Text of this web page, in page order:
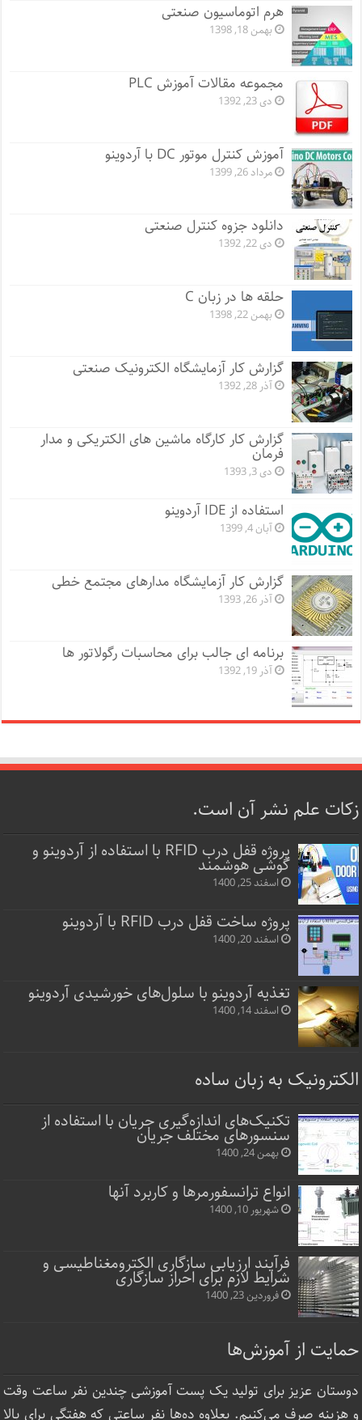
هرم اتوماسیون صنعتی
بهمن 18, 1398
مجموعه مقالات آموزش PLC
دی 23, 1392
آموزش کنترل موتور DC با آردوینو
مرداد 26, 1399
دانلود جزوه کنترل صنعتی
دی 22, 1392
حلقه ها در زبان C
بهمن 22, 1398
گزارش کار آزمایشگاه الکترونیک صنعتی
آذر 28, 1392
گزارش کار کارگاه ماشین های الکتریکی و مدار
فرمان
دی 3, 1393
استفاده از IDE آردوینو
آبان 4, 1399
گزارش کار آزمایشگاه مدارهای مجتمع خطی
آذر 26, 1393
برنامه ای جالب برای محاسبات رگولاتور ها
آذر 19, 1392
زکات علم نشر آن است.
پروژه قفل‌ درب RFID با استفاده از آردوینو و
گوشی هوشمند
اسفند 25, 1400
پروژه ساخت قفل‌ درب RFID با آردوینو
اسفند 20, 1400
تغذیه آردوینو با سلول‌های خورشیدی آردوینو
اسفند 14, 1400
الکترونیک به زبان ساده
تکنیک‌های اندازه‌گیری جریان با استفاده از
سنسورهای مختلف جریان
بهمن 24, 1400
انواع ترانسفورمرها و کاربرد آنها
شهریور 10, 1400
فرآیند ارزیابی سازگاری الکترومغناطیسی و
شرایط لازم برای احراز سازگاری
فروردین 23, 1400
حمایت از آموزش‌ها
دوستان عزیز برای تولید یک پست آموزشی چندین نفر ساعت‌ وقت
و هزینه صرف می‌کنیم. بعلاوه ده‌ها نفر ساعتی که هفتگی برای بالا